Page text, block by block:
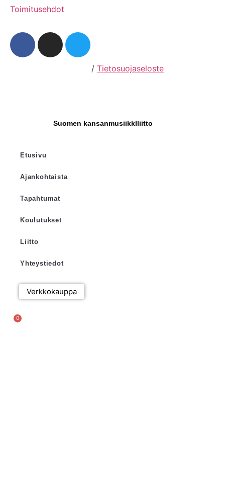
Toimitusehdot
/ Tietosuojaseloste
Suomen kansanmusiikkIliitto
Etusivu
Ajankohtaista
Tapahtumat
Koulutukset
Liitto
Yhteystiedot
Verkkokauppa
0